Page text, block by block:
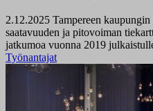
2.12.2025 Tampereen
saatavuuden ja pitovoiman
jatkumoa vuonna 2019
Työnantajat